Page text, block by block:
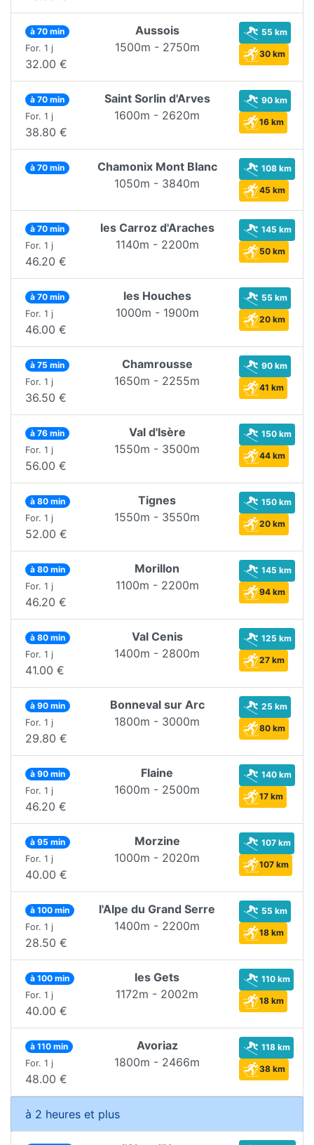
à 70 min
For. 1 j
32.00 €
Aussois
1500m - 2750m
55 km
30 km
à 70 min
For. 1 j
38.80 €
Saint Sorlin d'Arves
1600m - 2620m
90 km
16 km
à 70 min
Chamonix Mont Blanc
1050m - 3840m
108 km
45 km
à 70 min
For. 1 j
46.20 €
les Carroz d'Araches
1140m - 2200m
145 km
50 km
à 70 min
For. 1 j
46.00 €
les Houches
1000m - 1900m
55 km
20 km
à 75 min
For. 1 j
36.50 €
Chamrousse
1650m - 2255m
90 km
41 km
à 76 min
For. 1 j
56.00 €
Val d'Isère
1550m - 3500m
150 km
44 km
à 80 min
For. 1 j
52.00 €
Tignes
1550m - 3550m
150 km
20 km
à 80 min
For. 1 j
46.20 €
Morillon
1100m - 2200m
145 km
94 km
à 80 min
For. 1 j
41.00 €
Val Cenis
1400m - 2800m
125 km
27 km
à 90 min
For. 1 j
29.80 €
Bonneval sur Arc
1800m - 3000m
25 km
80 km
à 90 min
For. 1 j
46.20 €
Flaine
1600m - 2500m
140 km
17 km
à 95 min
For. 1 j
40.00 €
Morzine
1000m - 2020m
107 km
107 km
à 100 min
For. 1 j
28.50 €
l'Alpe du Grand Serre
1400m - 2200m
55 km
18 km
à 100 min
For. 1 j
40.00 €
les Gets
1172m - 2002m
110 km
18 km
à 110 min
For. 1 j
48.00 €
Avoriaz
1800m - 2466m
118 km
38 km
à 2 heures et plus